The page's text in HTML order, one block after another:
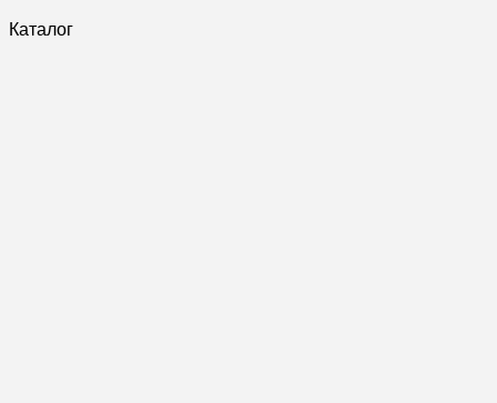
Каталог